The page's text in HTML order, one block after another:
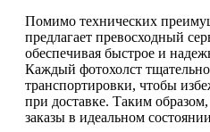
Помимо технических
предлагает превосходный
обеспечивая быстрое и
Каждый фотохолст
транспортировки, чтобы
при доставке. Таким
заказы в идеальном